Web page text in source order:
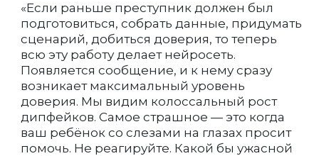
«Если раньше преступник должен был
подготовиться, собрать данные, придумать
сценарий, добиться доверия, то теперь
всю эту работу делает нейросеть.
Появляется сообщение, и к нему сразу
возникает максимальный уровень
доверия. Мы видим колоссальный рост
дипфейков. Самое страшное — это когда
ваш ребёнок со слезами на глазах просит
помочь. Не реагируйте. Какой бы ужасной